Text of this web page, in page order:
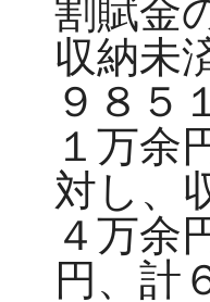
割賦金
収納未
９８５
１万余
対し、
４万余
円、計